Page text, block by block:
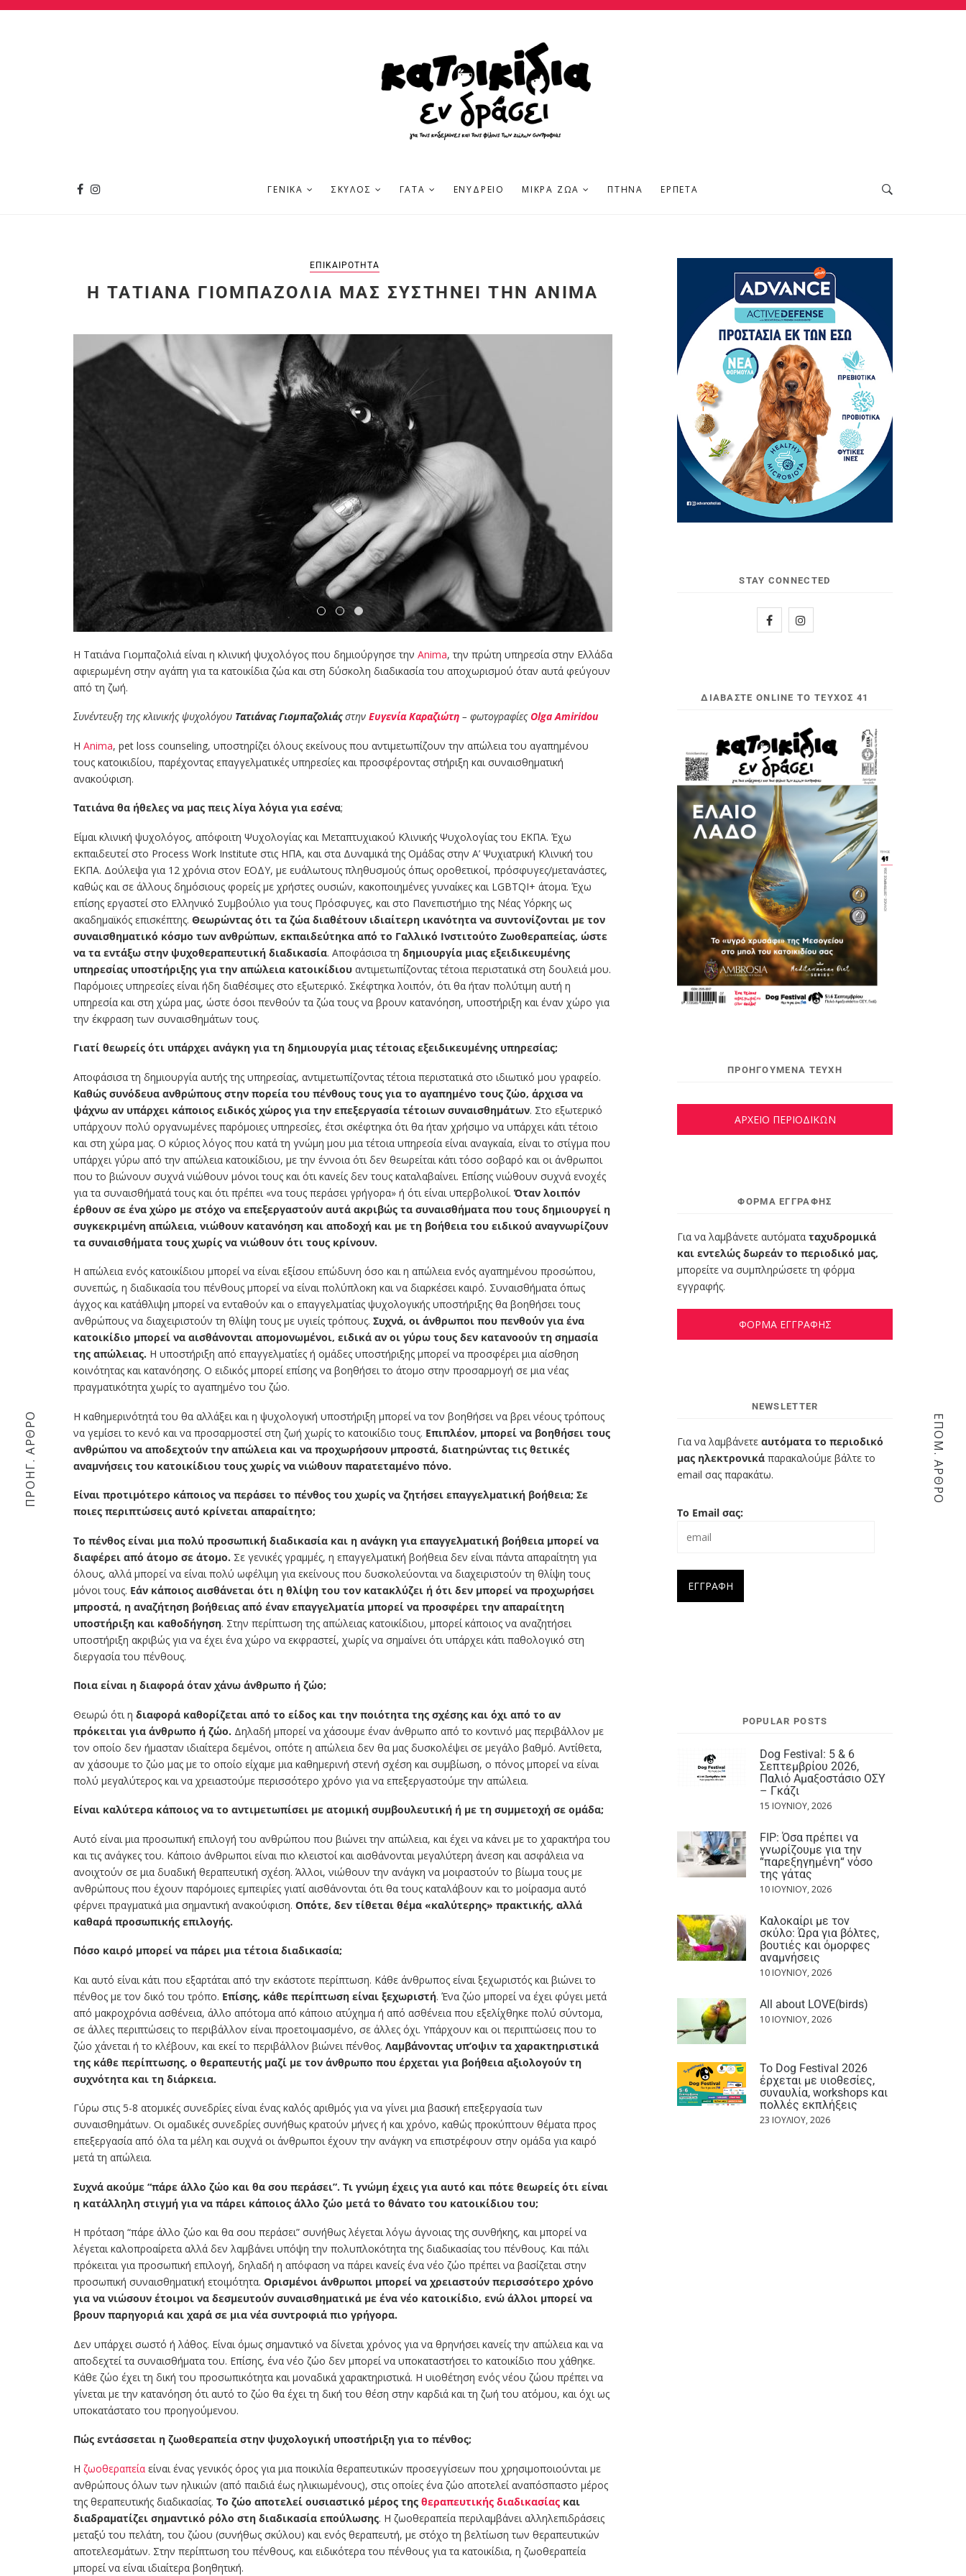
ΓΕΝΙΚΆ ΣΚΎΛΟΣ ΓΆΤΑ ΕΝΥΔΡΕΊΟ ΜΙΚΡΆ ΖΏΑ ΠΤΗΝΆ ΕΡΠΕΤΆ
ΕΠΙΚΑΙΡΌΤΗΤΑ
Η ΤΑΤΙΆΝΑ ΓΙΟΜΠΑΖΟΛΙΆ ΜΑΣ ΣΥΣΤΉΝΕΙ ΤΗΝ ANIMA
Η Τατιάνα Γιομπαζολιά είναι η κλινική ψυχολόγος που δημιούργησε την Anima, την πρώτη υπηρεσία στην Ελλάδα
αφιερωμένη στην αγάπη για τα κατοικίδια ζώα και στη δύσκολη διαδικασία του αποχωρισμού όταν αυτά φεύγουν
από τη ζωή.
Συνέντευξη της κλινικής ψυχολόγου Τατιάνας Γιομπαζολιάςστην Ευγενία Καραζιώτη – φωτογραφίεςOlga Amiridou
Η Anima, pet loss counseling, υποστηρίζει όλους εκείνους που αντιμετωπίζουν την απώλεια του αγαπημένου
τους κατοικιδίου, παρέχοντας επαγγελματικές υπηρεσίες και προσφέροντας στήριξη και συναισθηματική
ανακούφιση.
Τατιάνα θα ήθελες να μας πεις λίγα λόγια για εσένα;
Είμαι κλινική ψυχολόγος, απόφοιτη Ψυχολογίας και Μεταπτυχιακού Κλινικής Ψυχολογίας του ΕΚΠΑ. Έχω
εκπαιδευτεί στο Process Work Institute στις ΗΠΑ, και στα Δυναμικά της Ομάδας στην Α’ Ψυχιατρική Κλινική του
ΕΚΠΑ. Δούλεψα για 12 χρόνια στον ΕΟΔΥ, με ευάλωτους πληθυσμούς όπως οροθετικοί, πρόσφυγες/μετανάστες,
καθώς και σε άλλους δημόσιους φορείς με χρήστες ουσιών, κακοποιημένες γυναίκες και LGBTQΙ+ άτομα. Έχω
επίσης εργαστεί στο Ελληνικό Συμβούλιο για τους Πρόσφυγες, και στο Πανεπιστήμιο της Νέας Υόρκης ως
ακαδημαϊκός επισκέπτης. Θεωρώντας ότι τα ζώα διαθέτουν ιδιαίτερη ικανότητα να συντονίζονται με τον
συναισθηματικό κόσμο των ανθρώπων, εκπαιδεύτηκα από το Γαλλικό Ινστιτούτο Ζωοθεραπείας, ώστε
να τα εντάξω στην ψυχοθεραπευτική διαδικασία. Αποφάσισα τη δημιουργία μιας εξειδικευμένης
υπηρεσίας υποστήριξης για την απώλεια κατοικίδιου αντιμετωπίζοντας τέτοια περιστατικά στη δουλειά μου.
Παρόμοιες υπηρεσίες είναι ήδη διαθέσιμες στο εξωτερικό. Σκέφτηκα λοιπόν, ότι θα ήταν πολύτιμη αυτή η
υπηρεσία και στη χώρα μας, ώστε όσοι πενθούν τα ζώα τους να βρουν κατανόηση, υποστήριξη και έναν χώρο για
την έκφραση των συναισθημάτων τους.
Γιατί θεωρείς ότι υπάρχει ανάγκη για τη δημιουργία μιας τέτοιας εξειδικευμένης υπηρεσίας;
Αποφάσισα τη δημιουργία αυτής της υπηρεσίας, αντιμετωπίζοντας τέτοια περιστατικά στο ιδιωτικό μου γραφείο.
Καθώς συνόδευα ανθρώπους στην πορεία του πένθους τους για το αγαπημένο τους ζώο, άρχισα να
ψάχνω αν υπάρχει κάποιος ειδικός χώρος για την επεξεργασία τέτοιων συναισθημάτων. Στο εξωτερικό
υπάρχουν πολύ οργανωμένες παρόμοιες υπηρεσίες, έτσι σκέφτηκα ότι θα ήταν χρήσιμο να υπάρχει κάτι τέτοιο
και στη χώρα μας. Ο κύριος λόγος που κατά τη γνώμη μου μια τέτοια υπηρεσία είναι αναγκαία, είναι το στίγμα που
υπάρχει γύρω από την απώλεια κατοικίδιου, με την έννοια ότι δεν θεωρείται κάτι τόσο σοβαρό και οι άνθρωποι
που το βιώνουν συχνά νιώθουν μόνοι τους και ότι κανείς δεν τους καταλαβαίνει. Επίσης νιώθουν συχνά ενοχές
για τα συναισθήματά τους και ότι πρέπει «να τους περάσει γρήγορα» ή ότι είναι υπερβολικοί. Όταν λοιπόν
έρθουν σε ένα χώρο με στόχο να επεξεργαστούν αυτά ακριβώς τα συναισθήματα που τους δημιουργεί η
συγκεκριμένη απώλεια, νιώθουν κατανόηση και αποδοχή και με τη βοήθεια του ειδικού αναγνωρίζουν
τα συναισθήματα τους χωρίς να νιώθουν ότι τους κρίνουν.
Η απώλεια ενός κατοικίδιου μπορεί να είναι εξίσου επώδυνη όσο και η απώλεια ενός αγαπημένου προσώπου,
συνεπώς, η διαδικασία του πένθους μπορεί να είναι πολύπλοκη και να διαρκέσει καιρό. Συναισθήματα όπως
άγχος και κατάθλιψη μπορεί να ενταθούν και ο επαγγελματίας ψυχολογικής υποστήριξης θα βοηθήσει τους
ανθρώπους να διαχειριστούν τη θλίψη τους με υγιείς τρόπους. Συχνά, οι άνθρωποι που πενθούν για ένα
κατοικίδιο μπορεί να αισθάνονται απομονωμένοι, ειδικά αν οι γύρω τους δεν κατανοούν τη σημασία
της απώλειας. Η υποστήριξη από επαγγελματίες ή ομάδες υποστήριξης μπορεί να προσφέρει μια αίσθηση
κοινότητας και κατανόησης. Ο ειδικός μπορεί επίσης να βοηθήσει το άτομο στην προσαρμογή σε μια νέας
πραγματικότητα χωρίς το αγαπημένο του ζώο.
Η καθημερινότητά του θα αλλάξει και η ψυχολογική υποστήριξη μπορεί να τον βοηθήσει να βρει νέους τρόπους
να γεμίσει το κενό και να προσαρμοστεί στη ζωή χωρίς το κατοικίδιο τους. Επιπλέον, μπορεί να βοηθήσει τους
ανθρώπου να αποδεχτούν την απώλεια και να προχωρήσουν μπροστά, διατηρώντας τις θετικές
αναμνήσεις του κατοικίδιου τους χωρίς να νιώθουν παρατεταμένο πόνο.
Είναι προτιμότερο κάποιος να περάσει το πένθος του χωρίς να ζητήσει επαγγελματική βοήθεια; Σε
ποιες περιπτώσεις αυτό κρίνεται απαραίτητο;
Το πένθος είναι μια πολύ προσωπική διαδικασία και η ανάγκη για επαγγελματική βοήθεια μπορεί να
διαφέρει από άτομο σε άτομο. Σε γενικές γραμμές, η επαγγελματική βοήθεια δεν είναι πάντα απαραίτητη για
όλους, αλλά μπορεί να είναι πολύ ωφέλιμη για εκείνους που δυσκολεύονται να διαχειριστούν τη θλίψη τους
μόνοι τους. Εάν κάποιος αισθάνεται ότι η θλίψη του τον κατακλύζει ή ότι δεν μπορεί να προχωρήσει
μπροστά, η αναζήτηση βοήθειας από έναν επαγγελματία μπορεί να προσφέρει την απαραίτητη
υποστήριξη και καθοδήγηση. Στην περίπτωση της απώλειας κατοικίδιου, μπορεί κάποιος να αναζητήσει
υποστήριξη ακριβώς για να έχει ένα χώρο να εκφραστεί, χωρίς να σημαίνει ότι υπάρχει κάτι παθολογικό στη
διεργασία του πένθους.
Ποια είναι η διαφορά όταν χάνω άνθρωπο ή ζώο;
Θεωρώ ότι η διαφορά καθορίζεται από το είδος και την ποιότητα της σχέσης και όχι από το αν
πρόκειται για άνθρωπο ή ζώο. Δηλαδή μπορεί να χάσουμε έναν άνθρωπο από το κοντινό μας περιβάλλον με
τον οποίο δεν ήμασταν ιδιαίτερα δεμένοι, οπότε η απώλεια δεν θα μας δυσκολέψει σε μεγάλο βαθμό. Αντίθετα,
αν χάσουμε το ζώο μας με το οποίο είχαμε μια καθημερινή στενή σχέση και συμβίωση, ο πόνος μπορεί να είναι
πολύ μεγαλύτερος και να χρειαστούμε περισσότερο χρόνο για να επεξεργαστούμε την απώλεια.
Είναι καλύτερα κάποιος να το αντιμετωπίσει με ατομική συμβουλευτική ή με τη συμμετοχή σε ομάδα;
Αυτό είναι μια προσωπική επιλογή του ανθρώπου που βιώνει την απώλεια, και έχει να κάνει με το χαρακτήρα του
και τις ανάγκες του. Κάποιο άνθρωποι είναι πιο κλειστοί και αισθάνονται μεγαλύτερη άνεση και ασφάλεια να
ανοιχτούν σε μια δυαδική θεραπευτική σχέση. Άλλοι, νιώθουν την ανάγκη να μοιραστούν το βίωμα τους με
ανθρώπους που έχουν παρόμοιες εμπειρίες γιατί αισθάνονται ότι θα τους καταλάβουν και το μοίρασμα αυτό
φέρνει πραγματικά μια σημαντική ανακούφιση. Οπότε, δεν τίθεται θέμα «καλύτερης» πρακτικής, αλλά
καθαρά προσωπικής επιλογής.
Πόσο καιρό μπορεί να πάρει μια τέτοια διαδικασία;
Και αυτό είναι κάτι που εξαρτάται από την εκάστοτε περίπτωση. Κάθε άνθρωπος είναι ξεχωριστός και βιώνει το
πένθος με τον δικό του τρόπο. Επίσης, κάθε περίπτωση είναι ξεχωριστή. Ένα ζώο μπορεί να έχει φύγει μετά
από μακροχρόνια ασθένεια, άλλο απότομα από κάποιο ατύχημα ή από ασθένεια που εξελίχθηκε πολύ σύντομα,
σε άλλες περιπτώσεις το περιβάλλον είναι προετοιμασμένο, σε άλλες όχι. Υπάρχουν και οι περιπτώσεις που το
ζώο χάνεται ή το κλέβουν, και εκεί το περιβάλλον βιώνει πένθος. Λαμβάνοντας υπ’οψιν τα χαρακτηριστικά
της κάθε περίπτωσης, ο θεραπευτής μαζί με τον άνθρωπο που έρχεται για βοήθεια αξιολογούν τη
συχνότητα και τη διάρκεια.
Γύρω στις 5-8 ατομικές συνεδρίες είναι ένας καλός αριθμός για να γίνει μια βασική επεξεργασία των
συναισθημάτων. Οι ομαδικές συνεδρίες συνήθως κρατούν μήνες ή και χρόνο, καθώς προκύπτουν θέματα προς
επεξεργασία από όλα τα μέλη και συχνά οι άνθρωποι έχουν την ανάγκη να επιστρέφουν στην ομάδα για καιρό
μετά τη απώλεια.
Συχνά ακούμε “πάρε άλλο ζώο και θα σου περάσει”. Τι γνώμη έχεις για αυτό και πότε θεωρείς ότι είναι
η κατάλληλη στιγμή για να πάρει κάποιος άλλο ζώο μετά το θάνατο του κατοικίδιου του;
Η πρόταση “πάρε άλλο ζώο και θα σου περάσει” συνήθως λέγεται λόγω άγνοιας της συνθήκης, και μπορεί να
λέγεται καλοπροαίρετα αλλά δεν λαμβάνει υπόψη την πολυπλοκότητα της διαδικασίας του πένθους. Και πάλι
πρόκειται για προσωπική επιλογή, δηλαδή η απόφαση να πάρει κανείς ένα νέο ζώο πρέπει να βασίζεται στην
προσωπική συναισθηματική ετοιμότητα. Ορισμένοι άνθρωποι μπορεί να χρειαστούν περισσότερο χρόνο
για να νιώσουν έτοιμοι να δεσμευτούν συναισθηματικά με ένα νέο κατοικίδιο, ενώ άλλοι μπορεί να
βρουν παρηγοριά και χαρά σε μια νέα συντροφιά πιο γρήγορα.
Δεν υπάρχει σωστό ή λάθος. Είναι όμως σημαντικό να δίνεται χρόνος για να θρηνήσει κανείς την απώλεια και να
αποδεχτεί τα συναισθήματα του. Επίσης, ένα νέο ζώο δεν μπορεί να υποκαταστήσει το κατοικίδιο που χάθηκε.
Κάθε ζώο έχει τη δική του προσωπικότητα και μοναδικά χαρακτηριστικά. Η υιοθέτηση ενός νέου ζώου πρέπει να
γίνεται με την κατανόηση ότι αυτό το ζώο θα έχει τη δική του θέση στην καρδιά και τη ζωή του ατόμου, και όχι ως
υποκατάστατο του προηγούμενου.
Πώς εντάσσεται η ζωοθεραπεία στην ψυχολογική υποστήριξη για το πένθος;
Η ζωοθεραπεία είναι ένας γενικός όρος για μια ποικιλία θεραπευτικών προσεγγίσεων που χρησιμοποιούνται με
ανθρώπους όλων των ηλικιών (από παιδιά έως ηλικιωμένους), στις οποίες ένα ζώο αποτελεί αναπόσπαστο μέρος
της θεραπευτικής διαδικασίας. Το ζώο αποτελεί ουσιαστικό μέρος της θεραπευτικής διαδικασίας και
διαδραματίζει σημαντικό ρόλο στη διαδικασία επούλωσης. Η ζωοθεραπεία περιλαμβάνει αλληλεπιδράσεις
μεταξύ του πελάτη, του ζώου (συνήθως σκύλου) και ενός θεραπευτή, με στόχο τη βελτίωση των θεραπευτικών
αποτελεσμάτων. Στην περίπτωση του πένθους, και ειδικότερα του πένθους για τα κατοικίδια, η ζωοθεραπεία
μπορεί να είναι ιδιαίτερα βοηθητική.
ΠΡΟΗΓ. ΆΡΘΡΟ ΕΠΌΜ. ΆΡΘΡΟ
STAY CONNECTED
ΔΙΑΒΆΣΤΕ ONLINE ΤΟ ΤΕΎΧΟΣ 41
ΠΡΟΗΓΟΥΜΕΝΑ ΤΕΥΧΗ
ΑΡΧΕΙΟ ΠΕΡΙΟΔΙΚΩΝ
ΦΌΡΜΑ ΕΓΓΡΑΦΉΣ
Για να λαμβάνετε αυτόματα ταχυδρομικά
και εντελώς δωρεάν το περιοδικό μας,
μπορείτε να συμπληρώσετε τη φόρμα
εγγραφής.
ΦΟΡΜΑ ΕΓΓΡΑΦΗΣ
NEWSLETTER
Για να λαμβάνετε αυτόματα το περιοδικό
μας ηλεκτρονικά παρακαλούμε βάλτε το
email σας παρακάτω.
Το Email σας:
POPULAR POSTS
Dog Festival: 5 & 6
Σεπτεμβρίου 2026,
Παλιό Αμαξοστάσιο ΟΣΥ
– Γκάζι
15 ΙΟΥΝΊΟΥ, 2026
FIP: Όσα πρέπει να
γνωρίζουμε για την
“παρεξηγημένη“ νόσο
της γάτας
10 ΙΟΥΝΊΟΥ, 2026
Καλοκαίρι με τον
σκύλο: Ώρα για βόλτες,
βουτιές και όμορφες
αναμνήσεις
10 ΙΟΥΝΊΟΥ, 2026
All about LOVE(birds)
10 ΙΟΥΝΊΟΥ, 2026
Το Dog Festival 2026
έρχεται με υιοθεσίες,
συναυλία, workshops και
πολλές εκπλήξεις
23 ΙΟΥΛΊΟΥ, 2026